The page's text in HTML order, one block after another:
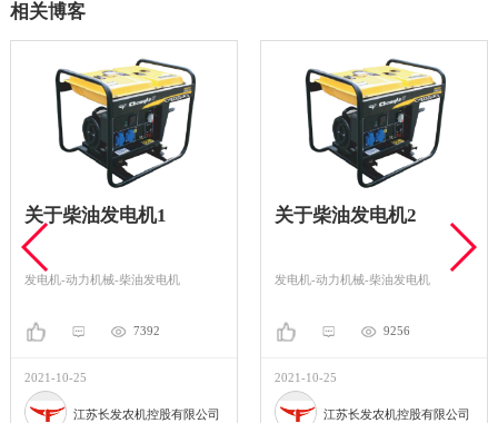
相关博客
关于柴油发电机1
发电机-动力机械-柴油发电机
7392
2021-10-25
江苏长发农机控股有限公司
关于柴油发电机2
发电机-动力机械-柴油发电机
9256
2021-10-25
江苏长发农机控股有限公司